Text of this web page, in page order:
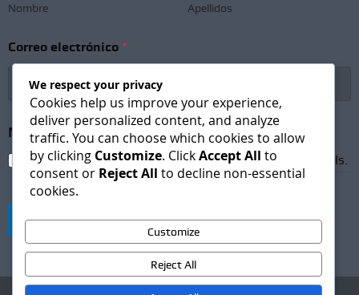
Nombre Apellidos
Correo electrónico *
*
N
o
Newsletter Subscription*
I agree to receive newsletters and promotional emails.
Suscribirse
We respect your privacy
Cookies help us improve your experience,
deliver personalized content, and analyze
traffic. You can choose which cookies to allow
by clicking Customize. ClickAccept All to
consent or Reject All to decline non-essential
cookies.
Customize
Reject All